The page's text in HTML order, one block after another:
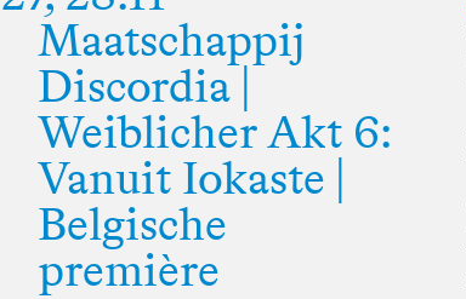
Maatschappij
Discordia |
Weiblicher Akt 6:
Vanuit Iokaste |
Belgische
première